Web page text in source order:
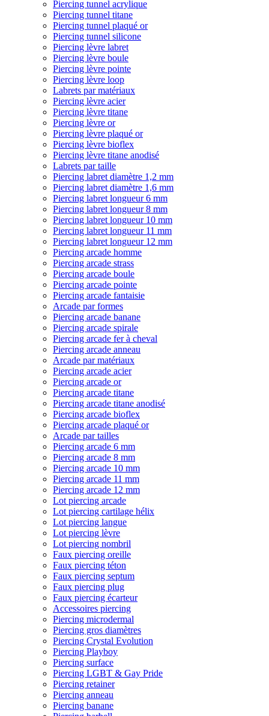
Piercing tunnel acrylique
Piercing tunnel titane
Piercing tunnel plaqué or
Piercing tunnel silicone
Piercing lèvre labret
Piercing lèvre boule
Piercing lèvre pointe
Piercing lèvre loop
Labrets par matériaux
Piercing lèvre acier
Piercing lèvre titane
Piercing lèvre or
Piercing lèvre plaqué or
Piercing lèvre bioflex
Piercing lèvre titane anodisé
Labrets par taille
Piercing labret diamètre 1,2 mm
Piercing labret diamètre 1,6 mm
Piercing labret longueur 6 mm
Piercing labret longueur 8 mm
Piercing labret longueur 10 mm
Piercing labret longueur 11 mm
Piercing labret longueur 12 mm
Piercing arcade homme
Piercing arcade strass
Piercing arcade boule
Piercing arcade pointe
Piercing arcade fantaisie
Arcade par formes
Piercing arcade banane
Piercing arcade spirale
Piercing arcade fer à cheval
Piercing arcade anneau
Arcade par matériaux
Piercing arcade acier
Piercing arcade or
Piercing arcade titane
Piercing arcade titane anodisé
Piercing arcade bioflex
Piercing arcade plaqué or
Arcade par tailles
Piercing arcade 6 mm
Piercing arcade 8 mm
Piercing arcade 10 mm
Piercing arcade 11 mm
Piercing arcade 12 mm
Lot piercing arcade
Lot piercing cartilage hélix
Lot piercing langue
Lot piercing lèvre
Lot piercing nombril
Faux piercing oreille
Faux piercing téton
Faux piercing septum
Faux piercing plug
Faux piercing écarteur
Accessoires piercing
Piercing microdermal
Piercing gros diamètres
Piercing Crystal Evolution
Piercing Playboy
Piercing surface
Piercing LGBT & Gay Pride
Piercing retainer
Piercing anneau
Piercing banane